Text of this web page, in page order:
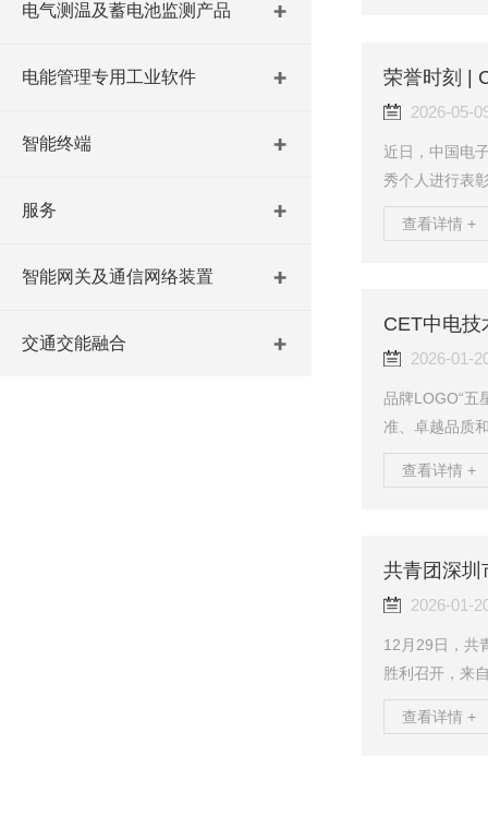
电气测温及蓄电池监测产品
电能管理专用工业软件
智能终端
服务
智能网关及通信网络装置
交通交能融合
V，项目被划
逆流上网。【
2026-05-
近日，中国电
秀个人进行表
市中电电力技
核心技术攻关
题，攻坚克难
查看详情 +
CET中电技
2026-01-
品牌LOGO“五
准、卓越品质
块，推动产品
度，充分发挥
织为抓手，深
查看详情 +
2026-01-
12月29日，共
胜利召开，来
黎娜出席会议
查看详情 +